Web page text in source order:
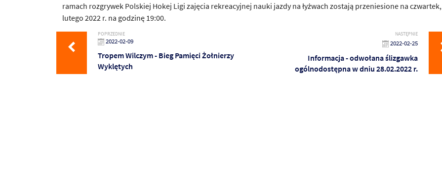
ramach rozgrywek Polskiej Hokej Ligi zajęcia rekreacyjnej nauki jazdy na łyżwach zostają przeniesione na czwartek,
lutego 2022 r. na godzinę 19:00.
POPRZEDNIE
2022-02-09
Tropem Wilczym - Bieg Pamięci Żołnierzy
Wyklętych
NASTĘPNIE
2022-02-25
Informacja - odwołana ślizgawka
ogólnodostępna w dniu 28.02.2022 r.